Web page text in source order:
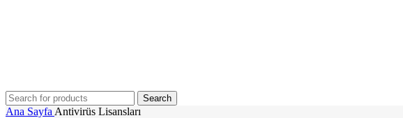
Search
Ana Sayfa Antivirüs Lisansları